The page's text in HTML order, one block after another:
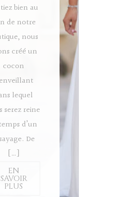
bien au
de notre
nous
créé un
cocon
lequel
serez reine
d’un
De
[…]
EN
SAVOIR
PLUS